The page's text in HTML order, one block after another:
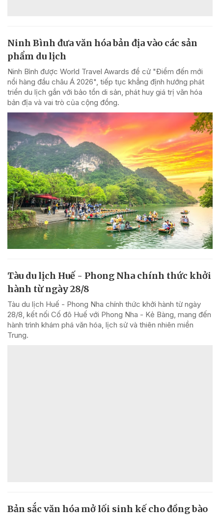
Ninh Bình đưa văn hóa bản địa vào các sản
phẩm du lịch
Ninh Bình được World Travel Awards đề cử "Điểm đến mới
nổi hàng đầu châu Á 2026", tiếp tục khẳng định hướng phát
triển du lịch gắn với bảo tồn di sản, phát huy giá trị văn hóa
bản địa và vai trò của cộng đồng.
Tàu du lịch Huế - Phong Nha chính thức khởi
hành từ ngày 28/8
Tàu du lịch Huế - Phong Nha chính thức khởi hành từ ngày
28/8, kết nối Cố đô Huế với Phong Nha - Kẻ Bàng, mang đến
hành trình khám phá văn hóa, lịch sử và thiên nhiên miền
Trung.
Bản sắc văn hóa mở lối sinh kế cho đồng bào